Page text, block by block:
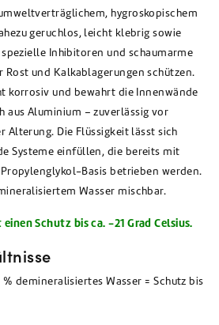
hygroskopischem
geruchlos, leicht klebrig sowie
Inhibitoren und schaumarme
und Kalkablagerungen schützen.
korrosiv und bewahrt die Innenwände
aus Aluminium – zuverlässig vor
Alterung. Die Flüssigkeit lässt sich
Systeme einfüllen, die bereits mit
Basis betrieben werden.
Wasser mischbar.
Schutz bis ca. -21 Grad Celsius.
demineralisiertes Wasser = Schutz bis